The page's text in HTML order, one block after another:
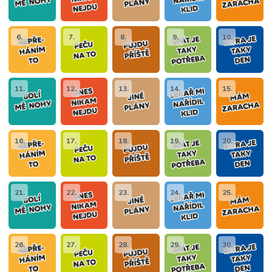
6. 7. 8. 9. 10.
11. 12. 13. 14. 15.
16. 17. 18. 19. 20.
21. 22. 23. 24. 25.
26. 27. 28. 29. 30.